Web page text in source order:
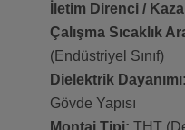
İletim Direnci /
Çalışma Sıcaklık
(Endüstriyel Sınıf)
Dielektrik Dayanımı:
Gövde Yapısı